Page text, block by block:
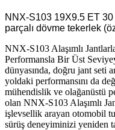
NNX-S103 19X9.5 ET
parçalı dövme tekerlek
NNX-S103 Alaşımlı
Performansla Bir Üst
dünyasında, doğru jant seti
yoldaki performansını da
mühendislik ve olağanüstü
olan NNX-S103 Alaşımlı
işlevsellik arayan otomobil
sürüş deneyiminizi yeniden